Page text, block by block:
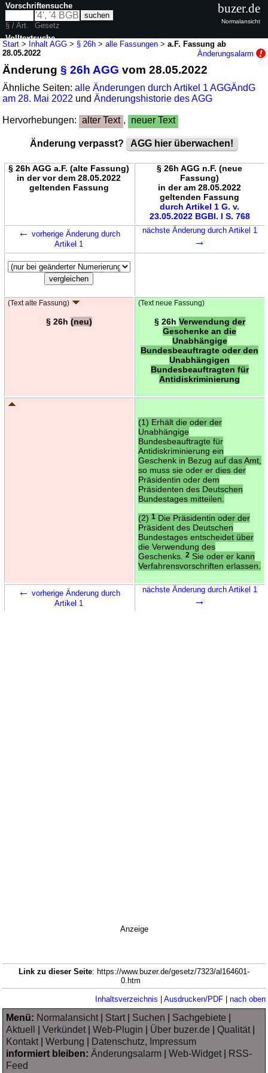
Start > Inhalt AGG > § 26h >alle Fassungen >a.F. Fassung ab
28.05.2022
Änderungsalarm
Änderung§ 26h AGG vom 28.05.2022
Ähnliche Seiten:alle Änderungen durch Artikel 1 AGGÄndG
am 28. Mai 2022 undÄnderungshistorie des AGG
Hervorhebungen: alter Text , neuer Text
Änderung verpasst? AGG hier überwachen!
§ 26h AGG a.F. (alte Fassung)
in der vor dem 28.05.2022
geltenden Fassung
§ 26h AGG n.F. (neue
Fassung)
in der am 28.05.2022
geltenden Fassung
durch Artikel 1 G. v.
23.05.2022 BGBl. I S. 768
← vorherige Änderung durch
Artikel 1
nächste Änderung durch Artikel 1
→
(Text alte Fassung)
§ 26h (neu)
(Text neue Fassung)
§ 26h Verwendung der
Geschenke an die
Unabhängige
Bundesbeauftragte oder den
Unabhängigen
Bundesbeauftragten für
Antidiskriminierung
(1) Erhält die oder der
Unabhängige
Bundesbeauftragte für
Antidiskriminierung ein
Geschenk in Bezug auf das Amt,
so muss sie oder er dies der
Präsidentin oder dem
Präsidenten des Deutschen
Bundestages mitteilen.
(2) 1Die Präsidentin oder der
Präsident des Deutschen
Bundestages entscheidet über
die Verwendung des
Geschenks.
2Sie oder er kann
Verfahrensvorschriften erlassen.
← vorherige Änderung durch
Artikel 1
nächste Änderung durch Artikel 1
→
Vorschriftensuche
§ / Art.
Gesetz
Volltextsuche
buzer.de
Normalansicht
Anzeige
Link zu dieser Seite: https://www.buzer.de/gesetz/7323/al164601-
0.htm
Inhaltsverzeichnis | Ausdrucken/PDF| nach oben
Menü: Normalansicht| Start| Suchen Sachgebiete
Aktuell
|Verkündet|Web-Plugin Über buzer.de |Qualität|
Kontakt|Werbung
Datenschutz, Impressum
informiert bleiben: Änderungsalarm |Web-Widget|
RSS-
Feed